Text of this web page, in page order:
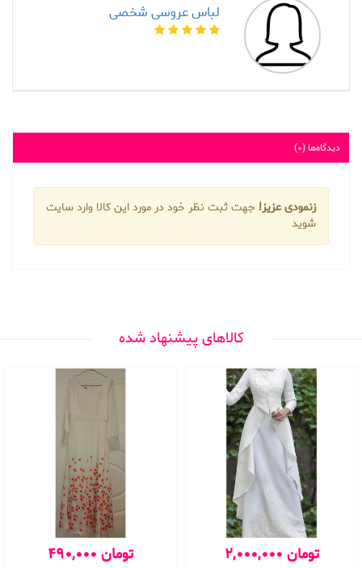
لباس عروسی شخصی
دیدگاه‌ها (0)
زنمودی عزیز! جهت ثبت نظر خود در مورد این کالا وارد سایت
شوید
کالاهای پیشنهاد شده
2,000,000 تومان 490,000 تومان